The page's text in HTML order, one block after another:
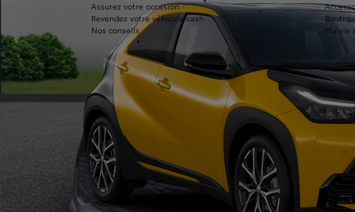
Assurez votre occasion
Revendez votre véhicule cash
Nos conseils
Ma vie